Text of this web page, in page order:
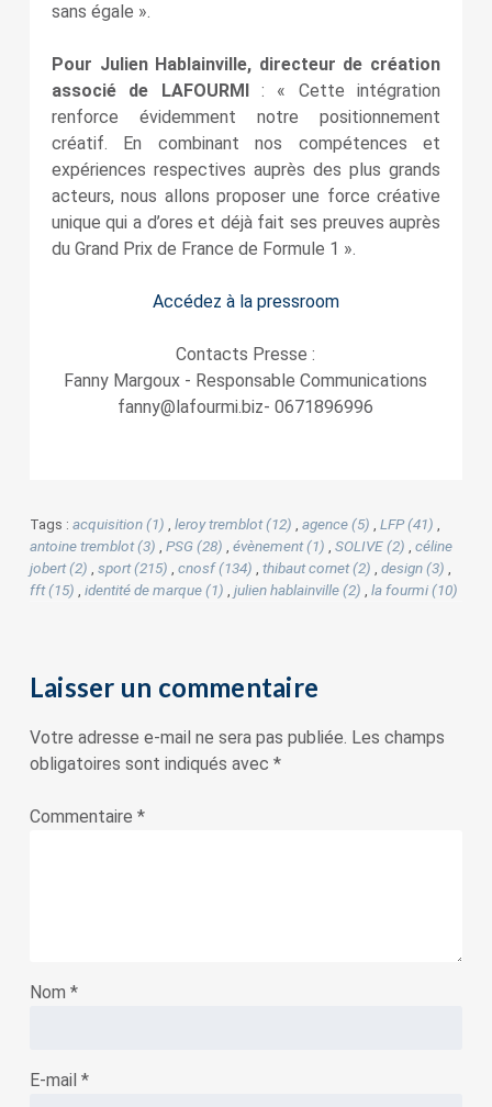
sans égale ».
Pour Julien Hablainville, directeur de création
associé de LAFOURMI: « Cette intégration
renforce évidemment notre positionnement
créatif. En combinant nos compétences et
expériences respectives auprès des plus grands
acteurs, nous allons proposer une force créative
unique qui a d’ores et déjà fait ses preuves auprès
du Grand Prix de France de Formule 1 ».
Accédez à la pressroom
Contacts Presse :
Fanny Margoux ‑ Responsable Communications
fanny@lafourmi.biz‑ 0671896996
Tags : acquisition (1) leroy tremblot (12) agence (5) LFP (41)
antoine tremblot (3)
PSG (28) évènement (1) SOLIVE (2)
céline
jobert (2)
sport (215) cnosf (134) thibaut cornet (2) design (3)
fft (15)
identité de marque (1) julien hablainville (2) la fourmi (10)
Laisser un commentaire
Votre adresse e-mail ne sera pas publiée. Les champs
obligatoires sont indiqués avec *
Commentaire *
Nom *
E-mail *